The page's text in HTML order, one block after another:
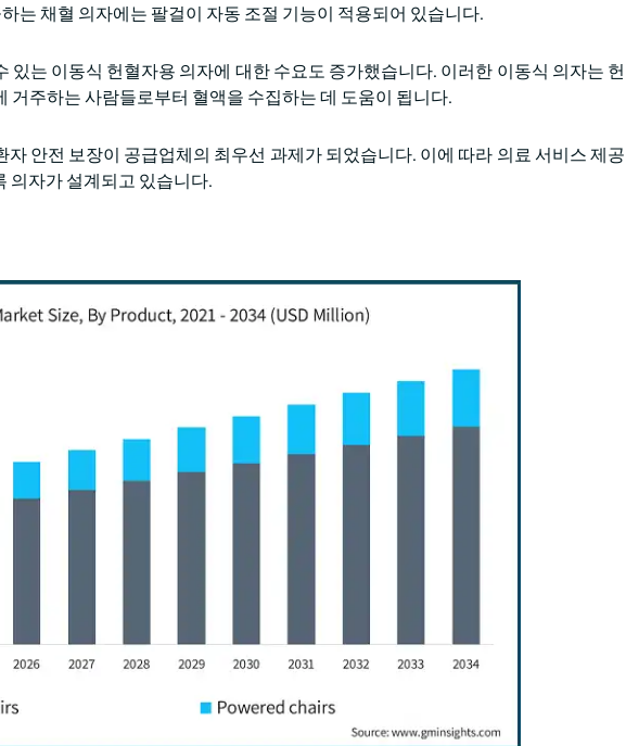
는 채혈 의자에는 팔걸이 자동 조절 기능이 적용되어 있습니다.
는 이동식 헌혈자용 의자에 대한 수요도 증가했습니다. 이러한 이동식 의자는 헌
주하는 사람들로부터 혈액을 수집하는 데 도움이 됩니다.
안전 보장이 공급업체의 최우선 과제가 되었습니다. 이에 따라 의료 서비스 제공
의자가 설계되고 있습니다.